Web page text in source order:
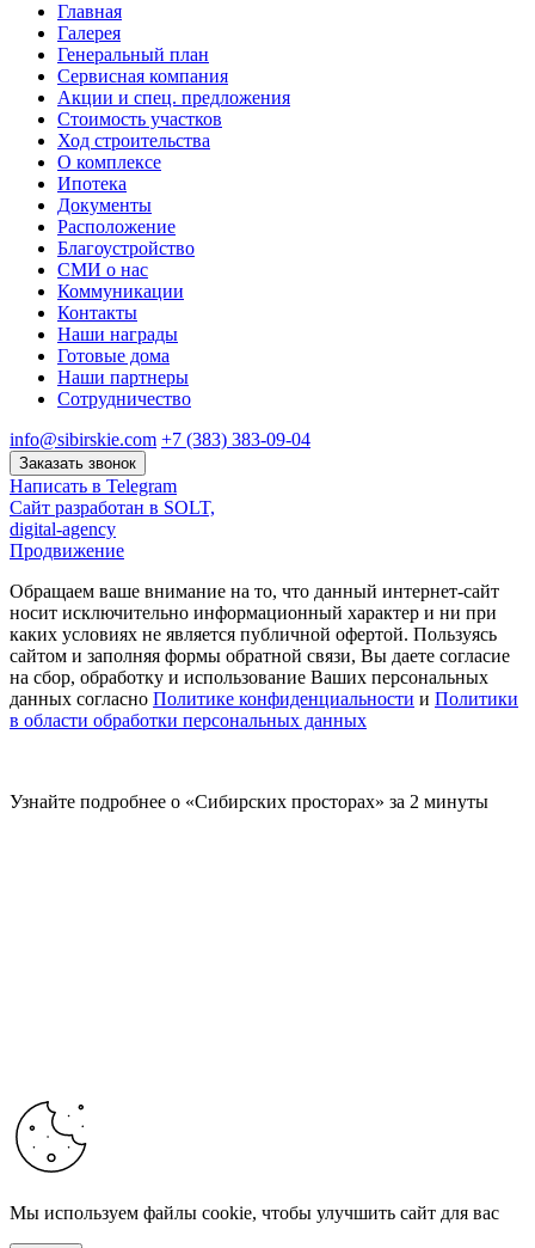
Главная
Галерея
Генеральный план
Сервисная компания
Акции и спец. предложения
Стоимость участков
Ход строительства
О комплексе
Ипотека
Документы
Расположение
Благоустройство
СМИ о нас
Коммуникации
Контакты
Наши награды
Готовые дома
Наши партнеры
Сотрудничество
info@sibirskie.com +7 (383) 383-09-04
Заказать звонок
Написать в Telegram
Сайт разработан в SOLT,
digital-agency
Продвижение
Обращаем ваше внимание на то, что данный интернет-сайт
носит исключительно информационный характер и ни при
каких условиях не является публичной офертой. Пользуясь
сайтом и заполняя формы обратной связи, Вы даете согласие
на сбор, обработку и использование Ваших персональных
данных согласно Политике конфиденциальности и Политики
в области обработки персональных данных
Узнайте подробнее о «Сибирских просторах» за 2 минуты
Мы используем файлы cookie, чтобы улучшить сайт для вас